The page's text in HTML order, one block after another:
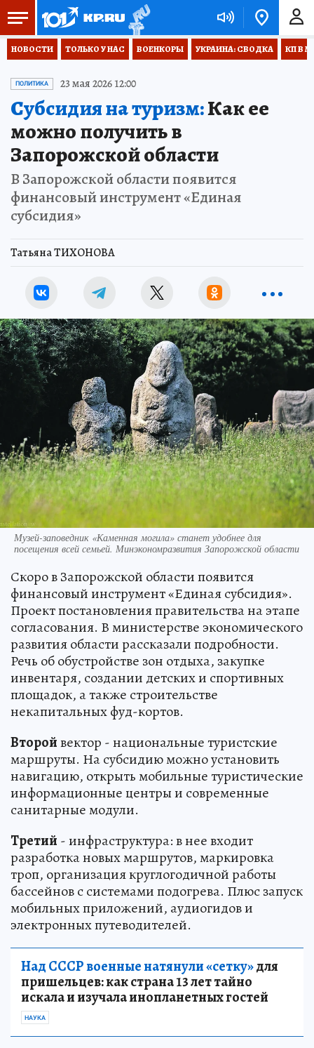
НОВОСТИ ТОЛЬКО У НАС ВОЕНКОРЫ УКРАИНА: СВОДКА КП В
ПОЛИТИКА 23 мая 2026 12:00
Субсидия на туризм:Как ее
можно получить в
Запорожской области
В Запорожской области появится
финансовый инструмент «Единая
субсидия»
Татьяна ТИХОНОВА
Музей-заповедник «Каменная могила» станет удобнее для
посещения всей семьей. Минэкономразвития Запорожской области
Скоро в Запорожской области появится
финансовый инструмент «Единая субсидия».
Проект постановления правительства на этапе
согласования. В министерстве экономического
развития области рассказали подробности.
Речь об обустройстве зон отдыха, закупке
инвентаря, создании детских и спортивных
площадок, а также строительстве
некапитальных фуд-кортов.
Второйвектор - национальные туристские
маршруты. На субсидию можно установить
навигацию, открыть мобильные туристические
информационные центры и современные
санитарные модули.
Третий - инфраструктура: в нее входит
разработка новых маршрутов, маркировка
троп, организация круглогодичной работы
бассейнов с системами подогрева. Плюс запуск
мобильных приложений, аудиогидов и
электронных путеводителей.
Над СССР военные натянули «сетку»для
пришельцев: как страна 13 лет тайно
искала и изучала инопланетных гостей
НАУКА